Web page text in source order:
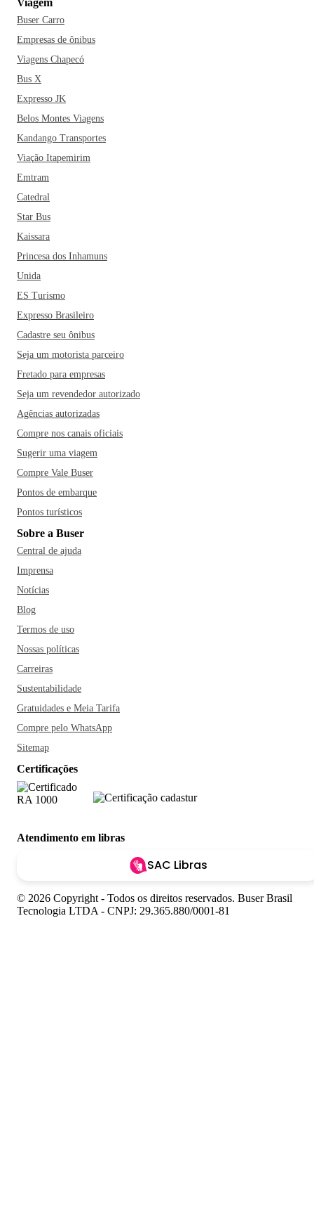
Viagem
Buser Carro
Empresas de ônibus
Viagens Chapecó
Bus X
Expresso JK
Belos Montes Viagens
Kandango Transportes
Viação Itapemirim
Emtram
Catedral
Star Bus
Kaissara
Princesa dos Inhamuns
Unida
ES Turismo
Expresso Brasileiro
Cadastre seu ônibus
Seja um motorista parceiro
Fretado para empresas
Seja um revendedor autorizado
Agências autorizadas
Compre nos canais oficiais
Sugerir uma viagem
Compre Vale Buser
Pontos de embarque
Pontos turísticos
Sobre a Buser
Central de ajuda
Imprensa
Notícias
Blog
Termos de uso
Nossas políticas
Carreiras
Sustentabilidade
Gratuidades e Meia Tarifa
Compre pelo WhatsApp
Sitemap
Certificações
Atendimento em libras
SAC Libras
© 2026 Copyright - Todos os direitos reservados. Buser Brasil
Tecnologia LTDA - CNPJ: 29.365.880/0001-81